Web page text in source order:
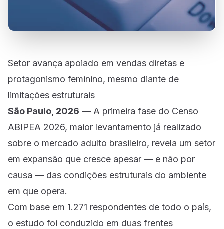
Setor avança apoiado em vendas diretas e
protagonismo feminino, mesmo diante de
limitações estruturais
São Paulo, 2026 — A primeira fase do Censo
ABIPEA 2026, maior levantamento já realizado
sobre o mercado adulto brasileiro, revela um setor
em expansão que cresce apesar — e não por
causa — das condições estruturais do ambiente
em que opera.
Com base em 1.271 respondentes de todo o país,
o estudo foi conduzido em duas frentes